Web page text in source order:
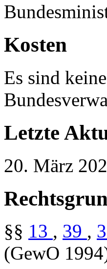
Kosten
Es sind
Letzte
20. März
§§ 13 , 39 ,
(GewO